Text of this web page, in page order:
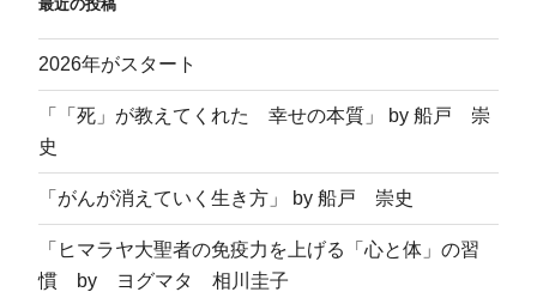
最近の投稿
2026年がスタート
「「死」が教えてくれた 幸せの本質」 by 船戸 崇
史
「がんが消えていく生き方」 by 船戸 崇史
「ヒマラヤ大聖者の免疫力を上げる「心と体」の習
慣 by ヨグマタ 相川圭子